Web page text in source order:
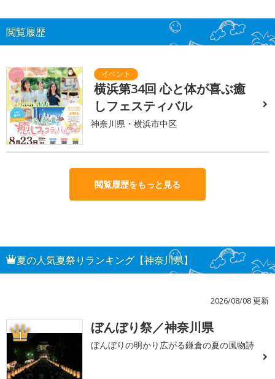
閲覧履歴
横浜第34回 心と体が喜ぶ癒
しフェスティバル
神奈川県・横浜市中区
閲覧履歴をもっと見る
夏の人気夏祭りランキング【神奈川県】
2026/08/08 更新
1 ぼんぼり祭／神奈川県
ぼんぼりの明かり広がる鎌倉の夏の風物詩